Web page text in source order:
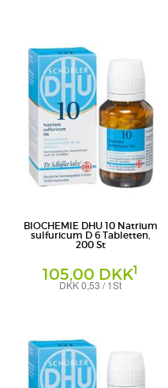
BIOCHEMIE DHU 10 Natrium
sulfuricum D 6 Tabletten,
200 St
105,00 DKK1
DKK 0,53 / 1St